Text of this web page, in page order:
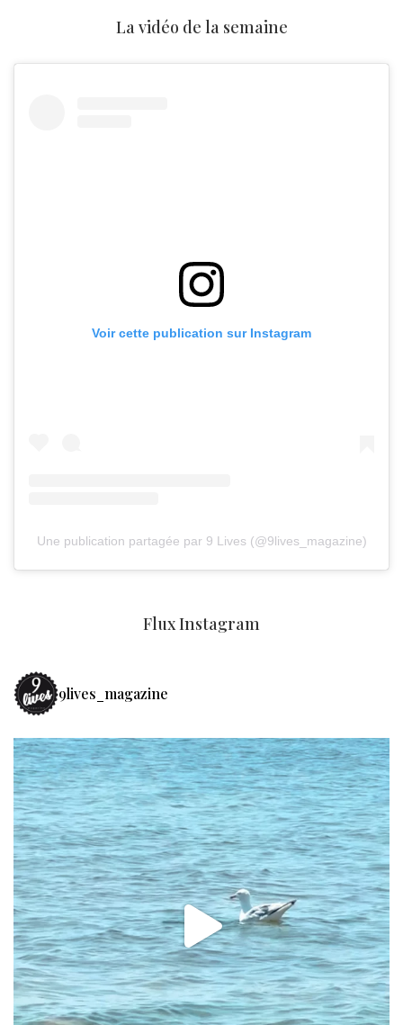
La vidéo de la semaine
Voir cette publication sur Instagram
Une publication partagée par 9 Lives (@9lives_magazine)
Flux Instagram
9lives_magazine